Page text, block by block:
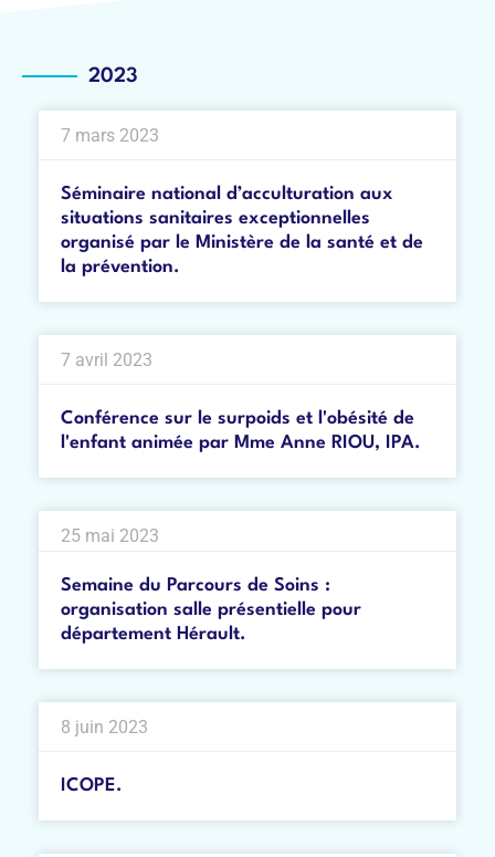
2023
7 mars 2023
Séminaire national d’acculturation aux
situations sanitaires exceptionnelles
organisé par le Ministère de la santé et de
la prévention.
7 avril 2023
Conférence sur le surpoids et l'obésité de
l'enfant animée par Mme Anne RIOU, IPA.
25 mai 2023
Semaine du Parcours de Soins :
organisation salle présentielle pour
département Hérault.
8 juin 2023
ICOPE.